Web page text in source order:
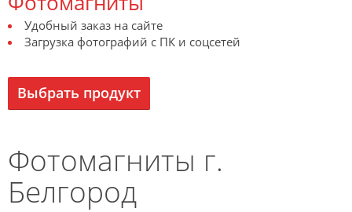
Удобный заказ на сайте
Загрузка фотографий с ПК и соцсетей
Выбрать продукт
Фотомагниты г.
Белгород